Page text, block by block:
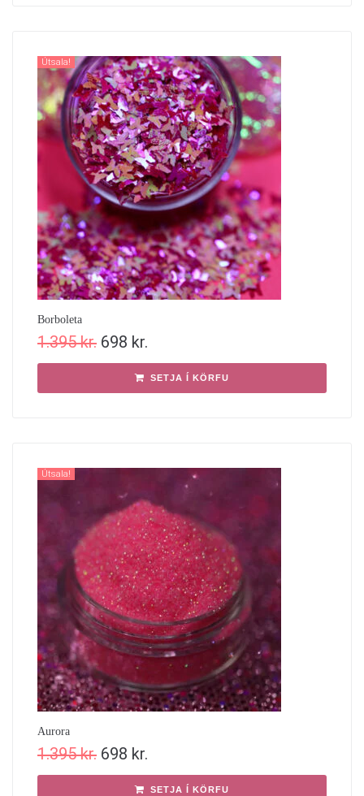
Útsala!
Borboleta
1.395kr. 698 kr.
SETJA Í KÖRFU
Útsala!
Aurora
1.395kr. 698 kr.
SETJA Í KÖRFU